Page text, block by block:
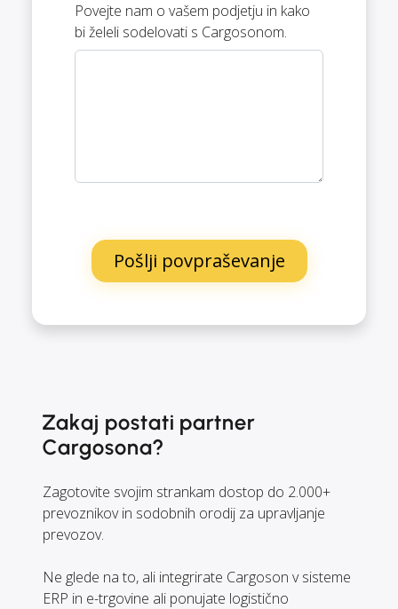
Povejte nam o vašem podjetju in kako
bi želeli sodelovati s Cargosonom.
Zakaj postati partner
Cargosona?
Zagotovite svojim strankam dostop do 2.000+
prevoznikov in sodobnih orodij za upravljanje
prevozov.
Ne glede na to, ali integrirate Cargoson v sisteme
ERP in e-trgovine ali ponujate logistično